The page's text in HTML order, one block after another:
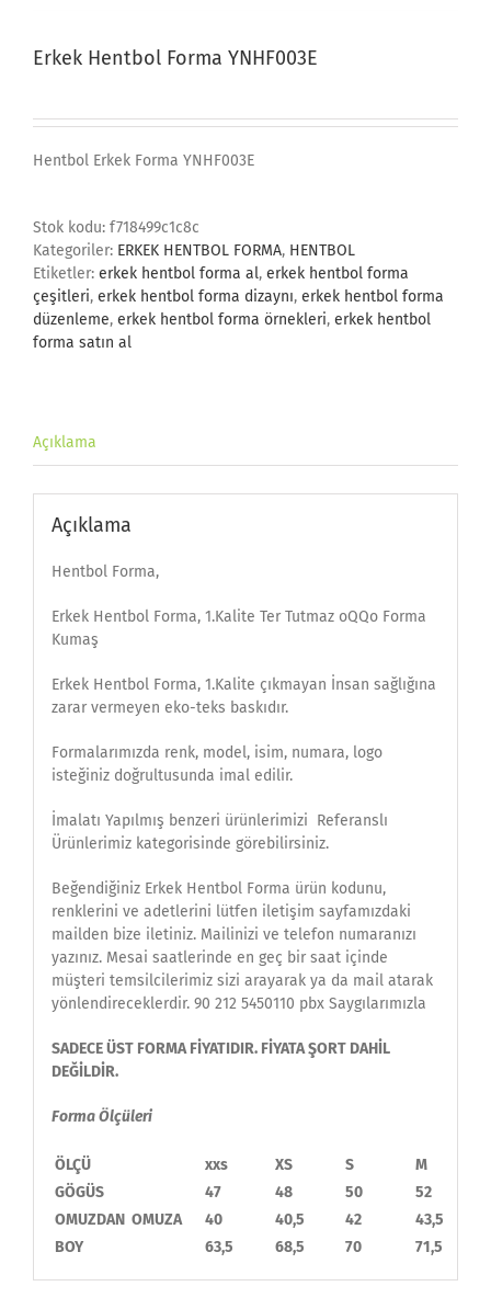
Erkek Hentbol Forma YNHF003E
Hentbol Erkek Forma YNHF003E
Stok kodu: f718499c1c8c
Kategoriler: ERKEK HENTBOL FORMA, HENTBOL
Etiketler: erkek hentbol forma al, erkek hentbol forma
çeşitleri, erkek hentbol forma dizaynı, erkek hentbol forma
düzenleme, erkek hentbol forma örnekleri, erkek hentbol
forma satın al
Açıklama
Açıklama
Hentbol Forma,
Erkek Hentbol Forma, 1.Kalite Ter Tutmaz oQQo Forma
Kumaş
Erkek Hentbol Forma, 1.Kalite çıkmayan İnsan sağlığına
zarar vermeyen eko-teks baskıdır.
Formalarımızda renk, model, isim, numara, logo
isteğiniz doğrultusunda imal edilir.
İmalatı Yapılmış benzeri ürünlerimizi Referanslı
Ürünlerimiz kategorisinde görebilirsiniz.
Beğendiğiniz Erkek Hentbol Forma ürün kodunu,
renklerini ve adetlerini lütfen iletişim sayfamızdaki
mailden bize iletiniz. Mailinizi ve telefon numaranızı
yazınız. Mesai saatlerinde en geç bir saat içinde
müşteri temsilcilerimiz sizi arayarak ya da mail atarak
yönlendireceklerdir. 90 212 5450110 pbx Saygılarımızla
SADECE ÜST FORMA FİYATIDIR. FİYATA ŞORT DAHİL
DEĞİLDİR.
Forma Ölçüleri
ÖLÇÜ xxs XS S M
GÖGÜS
47 48 50 52
OMUZDAN OMUZA
40 40,5 42 43,5
BOY
63,5 68,5 70 71,5